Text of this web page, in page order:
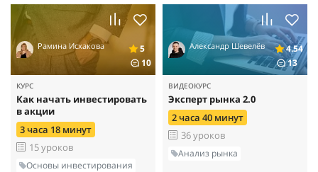
Рамина Исхакова
5
10
КУРС
Как начать инвестировать
в акции
3 часа 18 минут
15 уроков
Основы инвестирования
Александр Шевелёв
4.54
13
ВИДЕОКУРС
Эксперт рынка 2.0
2 часа 40 минут
36 уроков
Анализ рынка